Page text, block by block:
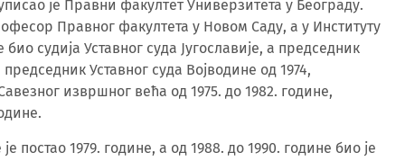
је Правни факултет Универзитета у Београду.
Правног факултета у Новом Саду, а у Институту
судија Уставног суда Југославије, а председник
Уставног суда Војводине од 1974,
извршног већа од 1975. до 1982. године,
постао 1979. године, а од 1988. до 1990. године био је